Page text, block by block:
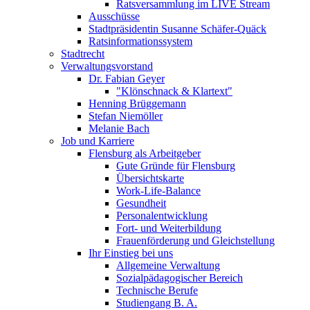
Ratsversammlung im LIVE Stream
Ausschüsse
Stadtpräsidentin Susanne Schäfer-Quäck
Ratsinformationssystem
Stadtrecht
Verwaltungsvorstand
Dr. Fabian Geyer
"Klönschnack & Klartext"
Henning Brüggemann
Stefan Niemöller
Melanie Bach
Job und Karriere
Flensburg als Arbeitgeber
Gute Gründe für Flensburg
Übersichtskarte
Work-Life-Balance
Gesundheit
Personalentwicklung
Fort- und Weiterbildung
Frauenförderung und Gleichstellung
Ihr Einstieg bei uns
Allgemeine Verwaltung
Sozialpädagogischer Bereich
Technische Berufe
Studiengang B. A.